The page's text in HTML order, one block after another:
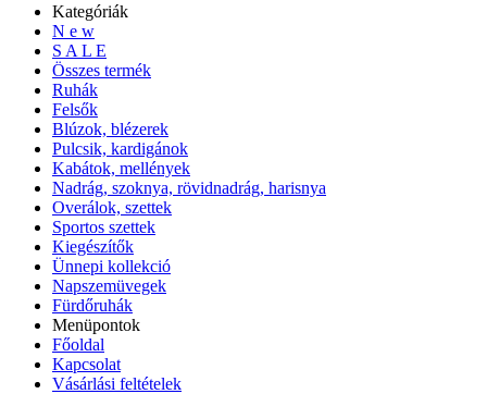
Kategóriák
N e w
S A L E
Összes termék
Ruhák
Felsők
Blúzok, blézerek
Pulcsik, kardigánok
Kabátok, mellények
Nadrág, szoknya, rövidnadrág, harisnya
Overálok, szettek
Sportos szettek
Kiegészítők
Ünnepi kollekció
Napszemüvegek
Fürdőruhák
Menüpontok
Főoldal
Kapcsolat
Vásárlási feltételek